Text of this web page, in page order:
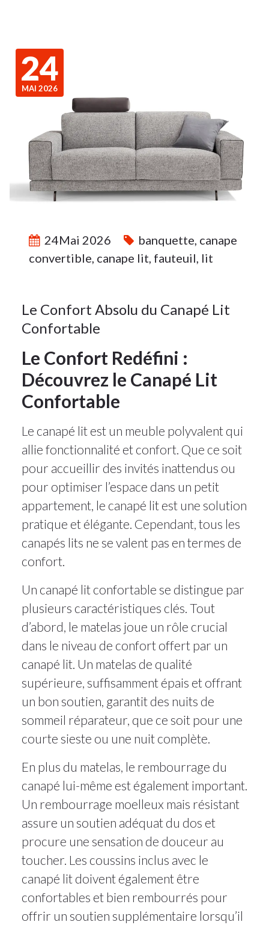
24
MAI 2026
24Mai 2026 banquette, canape
convertible, canape lit, fauteuil, lit
Le Confort Absolu du Canapé Lit
Confortable
Le Confort Redéfini :
Découvrez le Canapé Lit
Confortable
Le canapé lit est un meuble polyvalent qui
allie fonctionnalité et confort. Que ce soit
pour accueillir des invités inattendus ou
pour optimiser l’espace dans un petit
appartement, le canapé lit est une solution
pratique et élégante. Cependant, tous les
canapés lits ne se valent pas en termes de
confort.
Un canapé lit confortable se distingue par
plusieurs caractéristiques clés. Tout
d’abord, le matelas joue un rôle crucial
dans le niveau de confort offert par un
canapé lit. Un matelas de qualité
supérieure, suffisamment épais et offrant
un bon soutien, garantit des nuits de
sommeil réparateur, que ce soit pour une
courte sieste ou une nuit complète.
En plus du matelas, le rembourrage du
canapé lui-même est également important.
Un rembourrage moelleux mais résistant
assure un soutien adéquat du dos et
procure une sensation de douceur au
toucher. Les coussins inclus avec le
canapé lit doivent également être
confortables et bien rembourrés pour
offrir un soutien supplémentaire lorsqu’il